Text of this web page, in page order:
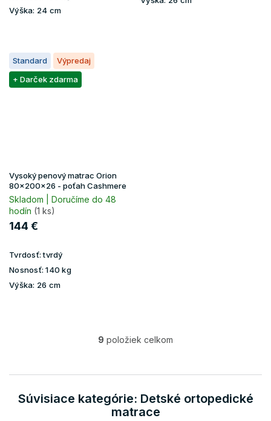
Výška: 24 cm
Standard
Výpredaj
+ Darček zdarma
Vysoký penový matrac Orion
80x200x26 - poťah Cashmere
Skladom | Doručíme do 48
hodín (1 ks)
144 €
Tvrdosť:tvrdý
Nosnosť: 140 kg
Výška: 26 cm
O
á
a
c
9 položiek celkom
Súvisiace kategórie: Detské ortopedické
matrace